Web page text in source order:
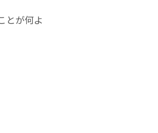
とが何よ